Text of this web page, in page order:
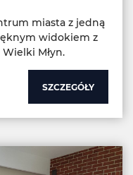
miasta z jedną
widokiem z
Młyn.
SZCZEGÓŁY